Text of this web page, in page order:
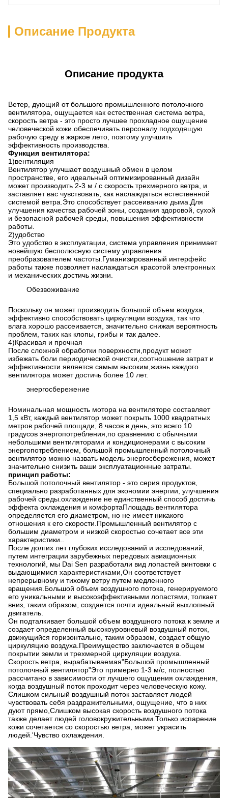
Описание Продукта
Описание продукта
Ветер, дующий от большого промышленного потолочного
вентилятора, ощущается как естественная система ветра,
скорость ветра - это просто лучшее прохладное ощущение
человеческой кожи.обеспечивать персоналу подходящую
рабочую среду в жаркое лето, поэтому улучшить
эффективность производства.
Функция вентилятора:
1)вентиляция
Вентилятор улучшает воздушный обмен в целом
пространстве, его идеальный оптимизированный дизайн
может производить 2-3 м / с скорость трехмерного ветра, и
заставляет вас чувствовать, как наслаждаться естественной
системой ветра.Это способствует рассеиванию дыма.Для
улучшения качества рабочей зоны, создания здоровой, сухой
и безопасной рабочей среды, повышения эффективности
работы.
2)удобство
Это удобство в эксплуатации, система управления принимает
новейшую бесполюсную систему управления
преобразователем частоты.Гуманизированный интерфейс
работы также позволяет наслаждаться красотой электронных
и механических достичь жизни.
Обезвоживание
Поскольку он может производить большой объем воздуха,
эффективно способствовать циркуляции воздуха, так что
влага хорошо рассеивается, значительно снижая вероятность
проблем, таких как клопы, грибы и так далее.
4)Красивая и прочная
После сложной обработки поверхности,продукт может
избежать боли периодической очистки,соотношение затрат и
эффективности является самым высоким,жизнь каждого
вентилятора может достичь более 10 лет.
энергосбережение
Номинальная мощность мотора на вентиляторе составляет
1,5 кВт, каждый вентилятор может покрыть 1000 квадратных
метров рабочей площади, 8 часов в день, это всего 10
градусов энергопотребления,по сравнению с обычными
небольшими вентиляторами и кондиционерами с высоким
энергопотреблением, большой промышленный потолочный
вентилятор можно назвать модель энергосбережения, может
значительно снизить ваши эксплуатационные затраты.
принцип работы:
Большой потолочный вентилятор - это серия продуктов,
специально разработанных для экономии энергии, улучшения
рабочей среды.охлаждение не единственный способ достичь
эффекта охлаждения и комфортаПлощадь вентилятора
определяется его диаметром, но не имеет никакого
отношения к его скорости.Промышленный вентилятор с
большим диаметром и низкой скоростью сочетает все эти
характеристики..
После долгих лет глубоких исследований и исследований,
путем интеграции зарубежных передовых авиационных
технологий, мы Dai Sen разработали вид лопастей винтовки с
выдающимися характеристиками,Он соответствует
непрерывному и тихому ветру путем медленного
вращения.Большой объем воздушного потока, генерируемого
его уникальными и высокоэффективными лопастями, толкает
вниз, таким образом, создается почти идеальный выхлопный
двигатель.
Он подталкивает большой объем воздушного потока к земле и
создает определенный высокоуровневый воздушный поток,
движущийся горизонтально, таким образом, создает общую
циркуляцию воздуха.Преимущество заключается в общем
покрытии земли и трехмерной циркуляции воздуха.
Скорость ветра, вырабатываемая"Большой промышленный
потолочный вентилятор"Это примерно 1-3 м/с, полностью
рассчитано в зависимости от лучшего ощущения охлаждения,
когда воздушный поток проходит через человеческую кожу.
Слишком сильный воздушный поток заставляет людей
чувствовать себя раздражительными, ощущение, что в них
дуют прямо,Слишком высокая скорость воздушного потока
также делает людей головокружительными.Только испарение
кожи сочетается со скоростью ветра, может украсить
людей. 'Чувство охлаждения.